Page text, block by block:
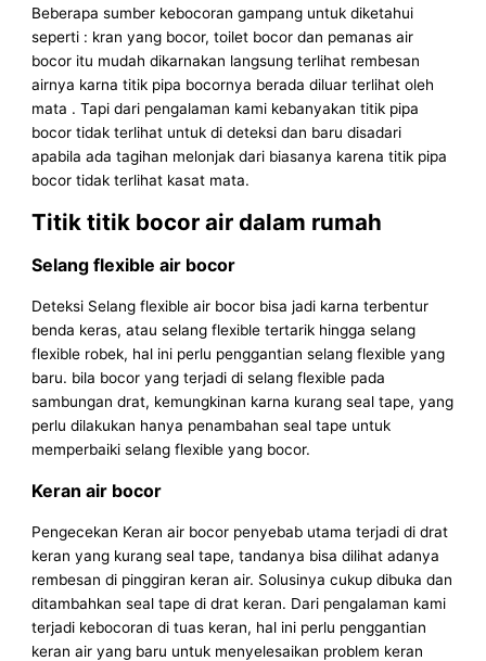
Beberapa sumber kebocoran gampang untuk diketahui
seperti : kran yang bocor, toilet bocor dan pemanas air
bocor itu mudah dikarnakan langsung terlihat rembesan
airnya karna titik pipa bocornya berada diluar terlihat oleh
mata . Tapi dari pengalaman kami kebanyakan titik pipa
bocor tidak terlihat untuk di deteksi dan baru disadari
apabila ada tagihan melonjak dari biasanya karena titik pipa
bocor tidak terlihat kasat mata.
Titik titik bocor air dalam rumah
Selang flexible air bocor
Deteksi Selang flexible air bocor bisa jadi karna terbentur
benda keras, atau selang flexible tertarik hingga selang
flexible robek, hal ini perlu penggantian selang flexible yang
baru. bila bocor yang terjadi di selang flexible pada
sambungan drat, kemungkinan karna kurang seal tape, yang
perlu dilakukan hanya penambahan seal tape untuk
memperbaiki selang flexible yang bocor.
Keran air bocor
Pengecekan Keran air bocor penyebab utama terjadi di drat
keran yang kurang seal tape, tandanya bisa dilihat adanya
rembesan di pinggiran keran air. Solusinya cukup dibuka dan
ditambahkan seal tape di drat keran. Dari pengalaman kami
terjadi kebocoran di tuas keran, hal ini perlu penggantian
keran air yang baru untuk menyelesaikan problem keran